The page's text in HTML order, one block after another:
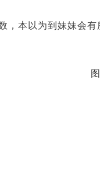
，本以为到妹妹会